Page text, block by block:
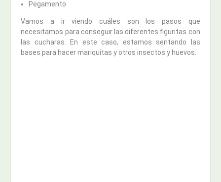
Pegamento
Vamos a ir viendo cuáles son los pasos que
necesitamos para conseguir las diferentes figuritas con
las cucharas. En este caso, estamos sentando las
bases para hacer mariquitas y otros insectos y huevos.